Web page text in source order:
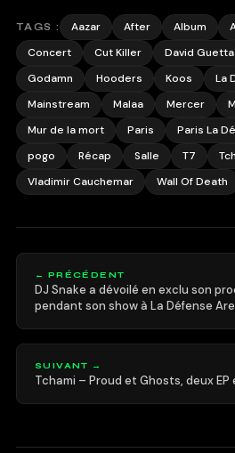
TAGS : Aazar After Album
Concert
Cut Killer David Guetta
Godamn
Hooders Koos La
Mainstream
Malaa Mercer
Mur de la mort
Paris Paris La
pogo
Récap Salle T7
Vladimir Cauchemar
Wall Of Death
← PRÉCÉDENT
DJ Snake a dévoilé en exclu son
pendant son show à La Défense
SUIVANT →
Tchami – Proud et Ghosts, deux